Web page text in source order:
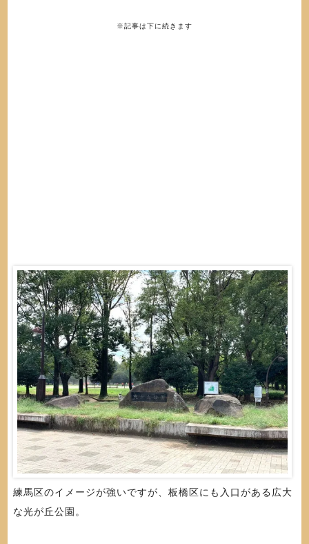
※記事は下に続きます
練馬区のイメージが強いですが、板橋区にも入口がある広大
な光が丘公園。